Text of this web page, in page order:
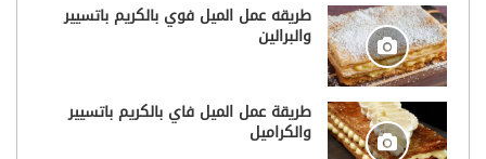
طريقه عمل الميل فوي بالكريم باتسيير
والبرالين
طريقة عمل الميل فاي بالكريم باتسيير
والكراميل